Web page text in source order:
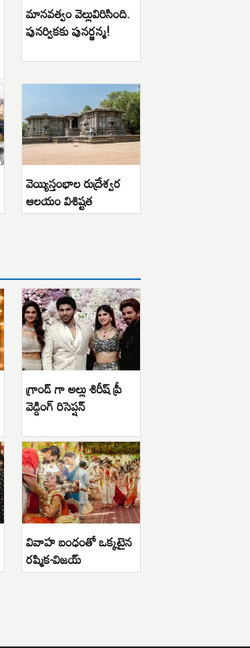
మానవత్వం వెల్లువిరిసింది.
పునర్వికకు పునర్జన్మ!
వెయ్యిస్తంభాల రుద్రేశ్వర
ఆలయం విశిష్టత
గ్రాండ్ గా అల్లు శిరీష్ ప్రీ
వెడ్డింగ్ రిసెప్షన్
వివాహ బంధంతో ఒక్కటైన
రష్మిక-విజయ్